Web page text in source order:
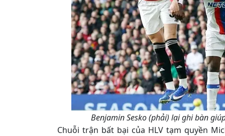
Benjamin Sesko (phải) lại ghi bàn
Chuỗi trận bất bại của HLV tạm quyền